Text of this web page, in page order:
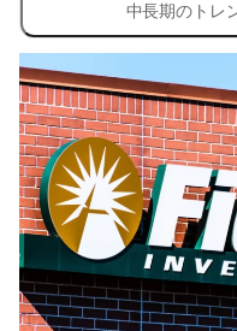
中長期のトレ